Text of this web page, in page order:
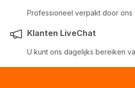
Professioneel verpakt door ons
Klanten LiveChat
U kunt ons dagelijks bereiken